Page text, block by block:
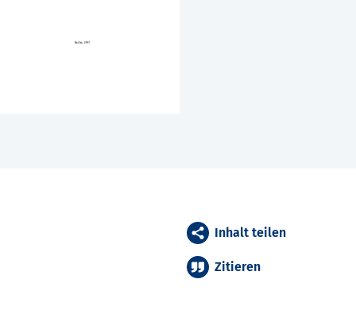
Inhalt teilen
Zitieren